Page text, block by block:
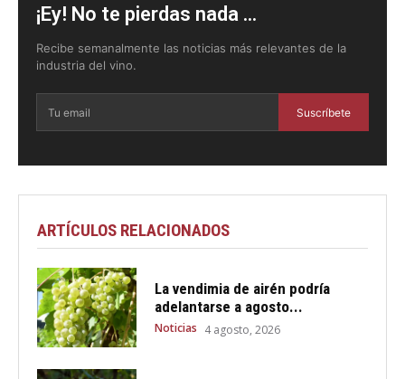
¡Ey! No te pierdas nada ...
Recibe semanalmente las noticias más relevantes de la
industria del vino.
Suscríbete
ARTÍCULOS RELACIONADOS
La vendimia de airén podría
adelantarse a agosto...
Noticias 4 agosto, 2026